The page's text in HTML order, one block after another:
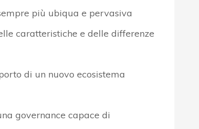
più ubiqua e pervasiva
caratteristiche e delle differenze
di un nuovo ecosistema
governance capace di